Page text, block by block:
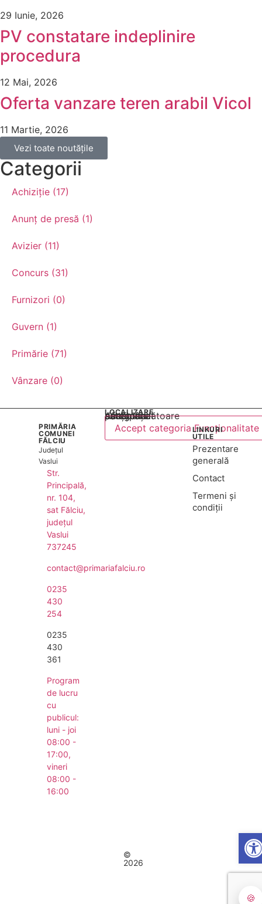
29 Iunie, 2026
PV constatare indeplinire
procedura
12 Mai, 2026
Oferta vanzare teren arabil Vicol
11 Martie, 2026
Vezi toate noutățile
Categorii
Achiziție (17)
Anunț de presă (1)
Avizier (11)
Concurs (31)
Furnizori (0)
Guvern (1)
Primărie (71)
Vânzare (0)
PRIMĂRIA
COMUNEI
FĂLCIU
Județul
Vaslui
Str.
Principală,
nr. 104,
sat Fălciu,
județul
Vaslui
737245
contact@primariafalciu.ro
0235
430
254
0235
430
361
Program
de lucru
cu
publicul:
luni - joi
08:00 -
17:00,
vineri
08:00 -
16:00
LOCALIZARE
Acest conținut este blocat până când acceptați categoria corespunzătoare de cookie-uri.
Accept categoria Funcționalitate
LINKURI
UTILE
Prezentare
generală
Contact
Termeni și
condiții
©
2026
🍪